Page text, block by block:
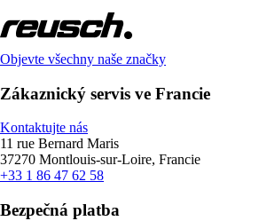
Objevte všechny naše značky
Zákaznický servis ve Francie
Kontaktujte nás
11 rue Bernard Maris
37270 Montlouis-sur-Loire, Francie
+33 1 86 47 62 58
Bezpečná platba